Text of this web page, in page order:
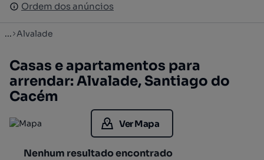
Ordem dos anúncios
Ordem dos anúncios
... Alvalade
Casas e apartamentos para
arrendar: Alvalade, Santiago do
Cacém
Ver Mapa
Nenhum resultado encontrado